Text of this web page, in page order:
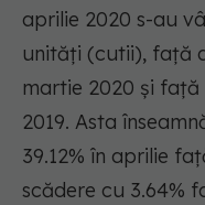
aprilie 2020 s-au
unități (cutii), față
martie 2020 și față
2019. Asta
39.12% în aprilie
scădere cu 3.64%